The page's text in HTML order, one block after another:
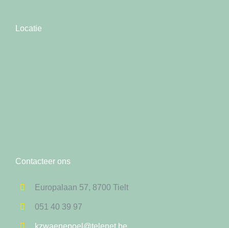
Locatie
Contacteer ons
Europalaan 57, 8700 Tielt
051 40 39 97